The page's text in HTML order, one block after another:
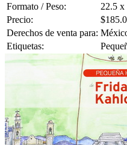
Formato / Peso:
22.5 x
Precio:
Derechos de venta para:
Etiquetas: